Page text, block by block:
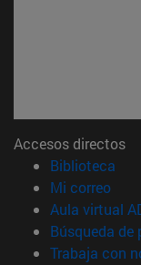
Accesos directos
Biblioteca
Mi correo
Aula virtual
Búsqueda de
Trabaja con